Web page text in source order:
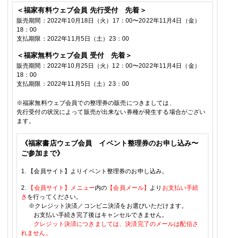
＜福家有料ウェブ会員 先行受付 先着＞
販売期間： 2022年10月18日 （火） 17 ： 00〜2022年11 月4日（金）
18 ：00
支払期限： 2022年11月5日（土） 23： 00
＜福家無料ウェブ会員 受付 先着＞
販売期間： 2022年10 月25日 （火） 12 ： 00〜2022年11 月4日（金）
18 ：00
支払期限： 2022年11月5日（土）23： 00
※福家無料ウェブ会員での整理券の販売につきましては、
先行受付の状況によって販売が出来ない券種が発生する場合がござい
ます。
《福家書店ウェブ会員 イベント整理券のお申し込み〜
ご参加まで》
1. 【会員サイト】よりイベント整理券のお申し込み。
2. 【会員サイト】メニュー内の 【会員メール】 より お支払い手続
き を行ってください。
※クレジット決済／コンビニ決済をお選びいただけます。
お支払い手続き完了後はキャンセルできません。
クレジット決済につきましては、決済完了のメールは配信さ
れません。